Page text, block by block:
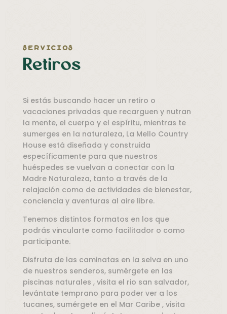
servicios
Retiros
Si estás buscando hacer un retiro o
vacaciones privadas que recarguen y nutran
la mente, el cuerpo y el espíritu, mientras te
sumerges en la naturaleza, La Mello Country
House está diseñada y construida
específicamente para que nuestros
huéspedes se vuelvan a conectar con la
Madre Naturaleza, tanto a través de la
relajación como de actividades de bienestar,
conciencia y aventuras al aire libre.
Tenemos distintos formatos en los que
podrás vincularte como facilitador o como
participante.
Disfruta de las caminatas en la selva en uno
de nuestros senderos, sumérgete en las
piscinas naturales , visita el rio san salvador,
levántate temprano para poder ver a los
tucanes, sumérgete en el Mar Caribe , visita